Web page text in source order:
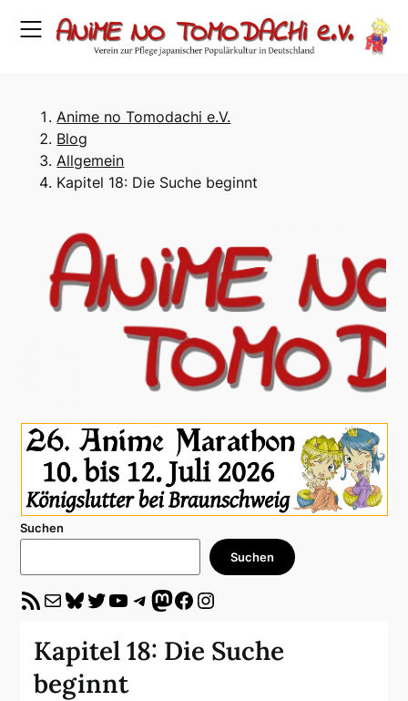
Anime no Tomodachi e.V.
Blog
Allgemein
Kapitel 18: Die Suche beginnt
Suchen
Suchen
RSS-Feed E-Mail Bluesky Twitter YouTube Telegram Mastodon Facebook Instagram
Kapitel 18: Die Suche
beginnt